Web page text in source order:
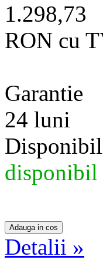
1.298,73
RON cu
Garantie
24 luni
disponibil
Detalii »